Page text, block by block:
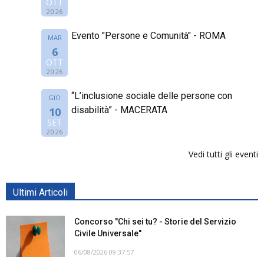
2026
MAR
6
OTT
2026
Evento "Persone e Comunità" - ROMA
GIO
10
SET
2026
“L’inclusione sociale delle persone con
disabilità” - MACERATA
Vedi tutti gli eventi
Ultimi Articoli
Concorso "Chi sei tu? - Storie del Servizio
Civile Universale"
06/08/2026 09:37:57